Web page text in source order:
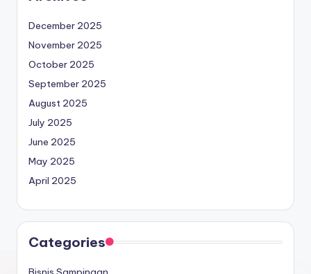
December 2025
November 2025
October 2025
September 2025
August 2025
July 2025
June 2025
May 2025
April 2025
Categories